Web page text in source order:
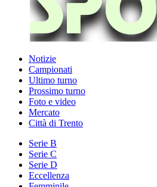
Notizie
Campionati
Ultimo turno
Prossimo turno
Foto e video
Mercato
Città di Trento
Serie B
Serie C
Serie D
Eccellenza